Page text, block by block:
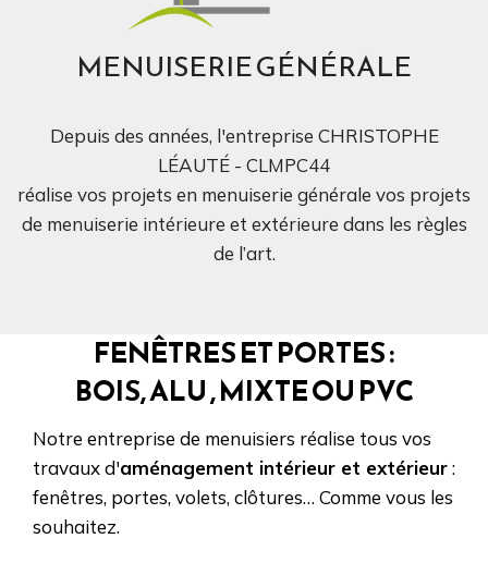
MENUISERIE GÉNÉRALE
Depuis des années, l'entreprise CHRISTOPHE
LÉAUTÉ - CLMPC44
réalise vos projets en menuiserie générale vos projets
de menuiserie intérieure et extérieure dans les règles
de l’art.
FENÊTRES ET PORTES :
BOIS, ALU , MIXTE OU PVC
Notre entreprise de menuisiers réalise tous vos
travaux d'aménagement intérieur et extérieur:
fenêtres, portes, volets, clôtures… Comme vous les
souhaitez.